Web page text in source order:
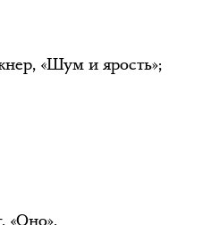
«Шум и ярость»;
«Оно».